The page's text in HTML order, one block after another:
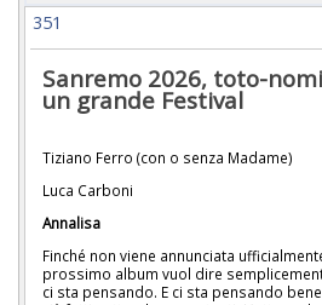
351
Sanremo 2026, toto-
un grande Festival
Tiziano Ferro (con o senza Madame)
Luca Carboni
Annalisa
Finché non viene annunciata
prossimo album vuol dire
ci sta pensando. E ci sta pensando